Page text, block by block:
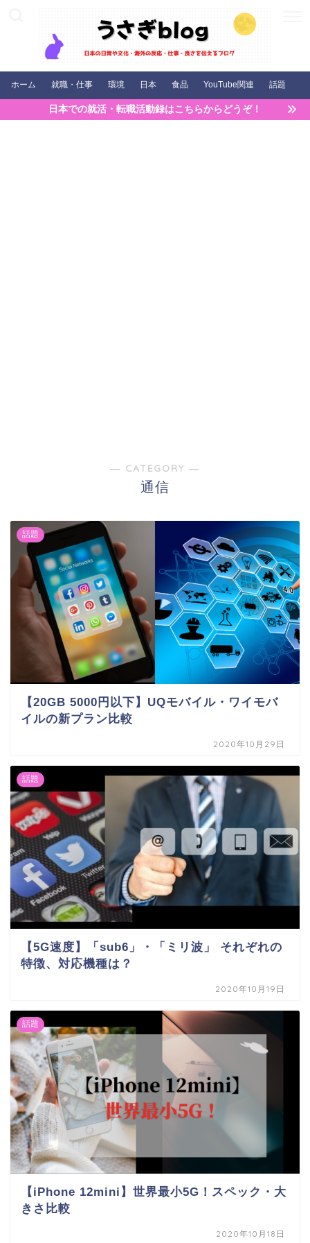
ホーム 就職・仕事 環境 日本 食品 YouTube関連 話題
日本での就活・転職活動録はこちらからどうぞ！
― CATEGORY ―
通信
話題
【20GB 5000円以下】UQモバイル・ワイモバ
イルの新プラン比較
2020年10月29日
話題
【5G速度】「sub6」・「ミリ波」 それぞれの
特徴、対応機種は？
2020年10月19日
話題
【iPhone 12mini】世界最小5G！スペック・大
きさ比較
2020年10月18日